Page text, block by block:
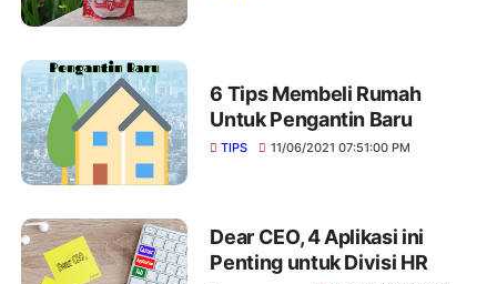
6 Tips Membeli Rumah
Untuk Pengantin Baru
TIPS 11/06/2021 07:51:00 PM
Dear CEO, 4 Aplikasi ini
Penting untuk Divisi HR